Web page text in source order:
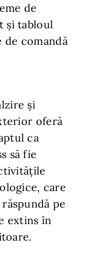
de
și tabloul
comandă
și
oferă
ca
să fie
care
pe
extins în